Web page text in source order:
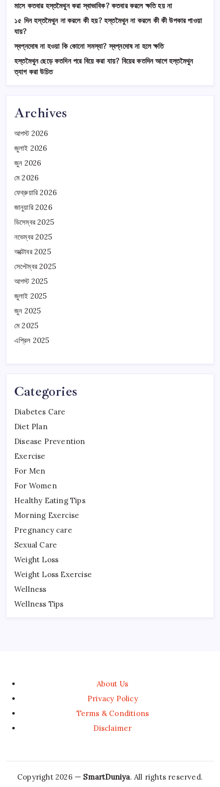
মাসে কতবার হস্তমৈথুন করা স্বাভাবিক? কতবার করলে ক্ষতি হয় না
১৫ দিন হস্তমৈথুন না করলে কী হয়? হস্তমৈথুন না করলে কী কী উপকার পাওয়া
যায়?
স্বপ্নদোষ না হওয়া কি কোনো সমস্যা? স্বপ্নদোষ না হলে ক্ষতি
হস্তমৈথুন ছেড়ে কতদিন পরে বিয়ে করা যায়? বিয়ের কতদিন আগে হস্তমৈথুন
ত্যাগ করা উচিত
Archives
আগস্ট 2026
জুলাই 2026
জুন 2026
মে 2026
ফেব্রুয়ারি 2026
জানুয়ারি 2026
ডিসেম্বর 2025
নভেম্বর 2025
অক্টোবর 2025
সেপ্টেম্বর 2025
আগস্ট 2025
জুলাই 2025
জুন 2025
মে 2025
এপ্রিল 2025
Categories
Diabetes Care
Diet Plan
Disease Prevention
Exercise
For Men
For Women
Healthy Eating Tips
Morning Exercise
Pregnancy care
Sexual Care
Weight Loss
Weight Loss Exercise
Wellness
Wellness Tips
About Us
Privacy Policy
Terms & Conditions
Disclaimer
Copyright 2026 — SmartDuniya. All rights reserved.